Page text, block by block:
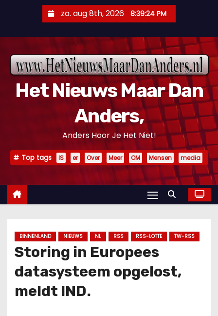
n
za. aug 8th, 2026 8:39:25 PM
Het Nieuws Maar Dan
Anders,
Anders Hoor Je Het Niet!
Top tags IS er Over Meer OM Mensen media
BINNENLAND NIEUWS NL RSS RSS-LOTTE TW-RSS
Storing in Europees
datasysteem opgelost,
meldt IND.